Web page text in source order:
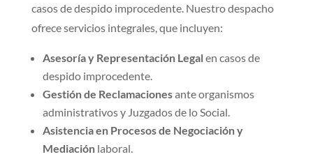
casos de despido improcedente. Nuestro despacho
ofrece servicios integrales, que incluyen:
Asesoría y Representación Legalen casos de
despido improcedente.
Gestión de Reclamacionesante organismos
administrativos y Juzgados de lo Social.
Asistencia en Procesos de Negociación y
Mediaciónlaboral.